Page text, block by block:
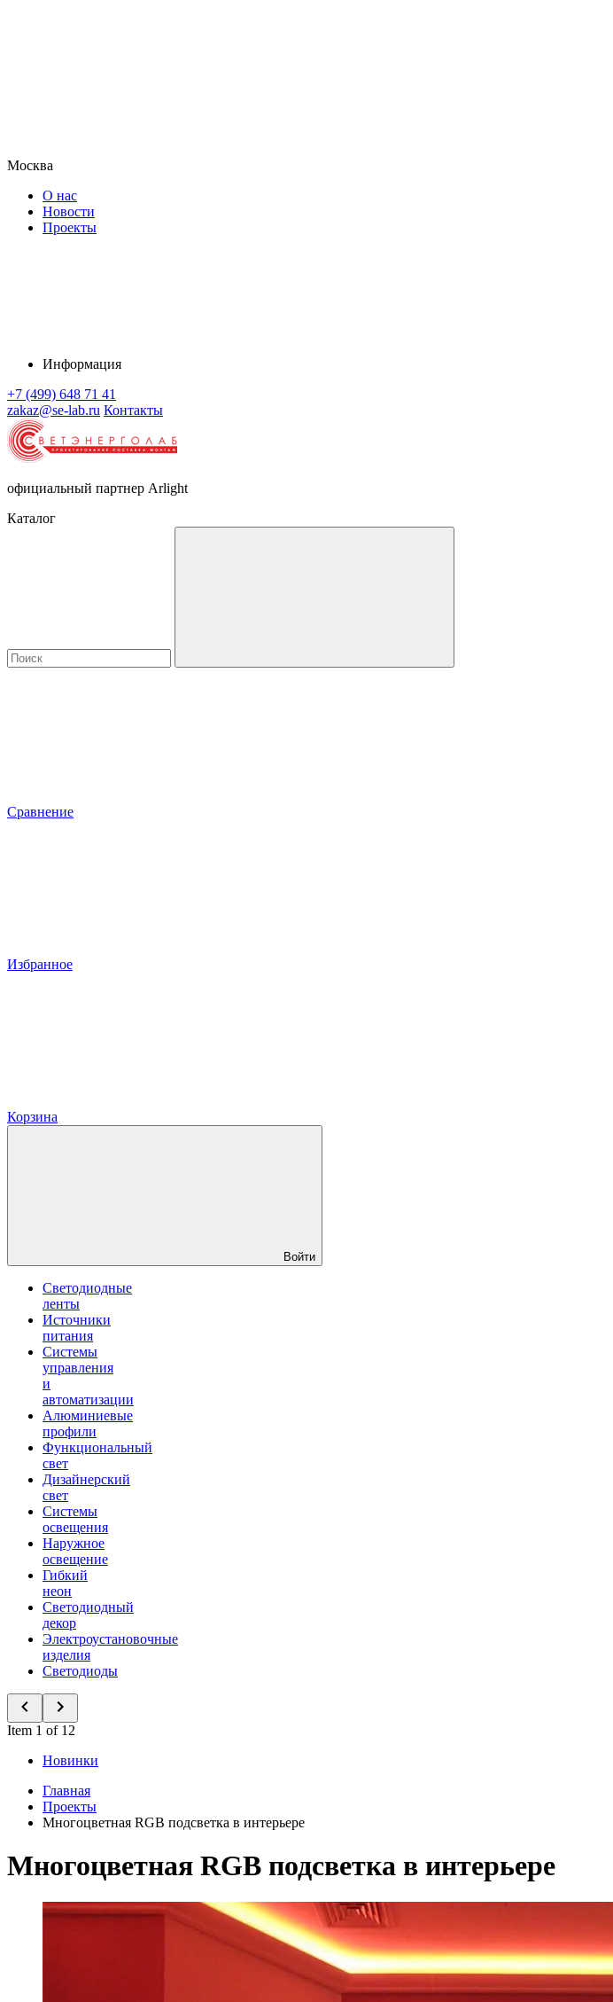
Москва
О нас
Новости
Проекты
Информация
+7 (499) 648 71 41
zakaz@se-lab.ru Контакты
официальный партнер Arlight
Каталог
Сравнение
Избранное
Корзина
Войти
Светодиодные
ленты
Источники
питания
Системы
управления
и
автоматизации
Алюминиевые
профили
Функциональный
свет
Дизайнерский
свет
Системы
освещения
Наружное
освещение
Гибкий
неон
Светодиодный
декор
Электроустановочные
изделия
Светодиоды
Item 1 of 12
Новинки
Главная
Проекты
Многоцветная RGB подсветка в интерьере
Многоцветная RGB подсветка в интерьере